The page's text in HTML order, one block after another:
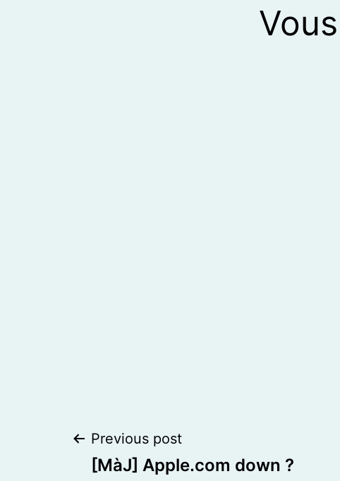
Post
Previous post
[MàJ] Apple.com down ?